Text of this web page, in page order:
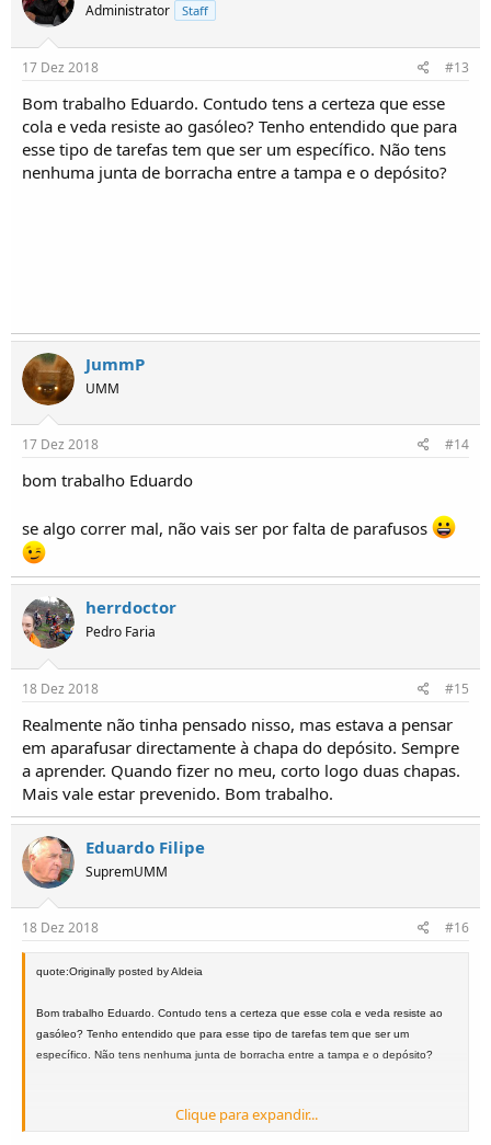
Administrator Staff
17 Dez 2018 #13
Bom trabalho Eduardo. Contudo tens a certeza que esse
cola e veda resiste ao gasóleo? Tenho entendido que para
esse tipo de tarefas tem que ser um específico. Não tens
nenhuma junta de borracha entre a tampa e o depósito?
JummP
UMM
17 Dez 2018 #14
bom trabalho Eduardo
se algo correr mal, não vais ser por falta de parafusos
herrdoctor
Pedro Faria
18 Dez 2018 #15
Realmente não tinha pensado nisso, mas estava a pensar
em aparafusar directamente à chapa do depósito. Sempre
a aprender. Quando fizer no meu, corto logo duas chapas.
Mais vale estar prevenido. Bom trabalho.
Eduardo Filipe
SupremUMM
18 Dez 2018 #16
quote:Originally posted by Aldeia
Bom trabalho Eduardo. Contudo tens a certeza que esse cola e veda resiste ao
gasóleo? Tenho entendido que para esse tipo de tarefas tem que ser um
específico. Não tens nenhuma junta de borracha entre a tampa e o depósito?
Clique para expandir...